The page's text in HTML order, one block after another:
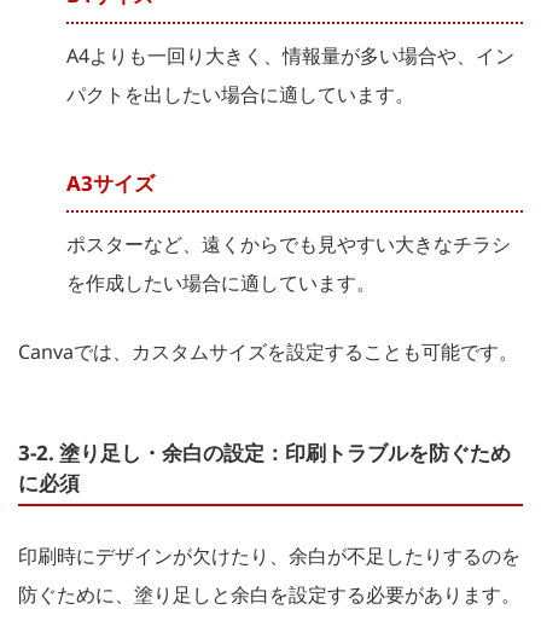
A4よりも一回り大きく、情報量が多い場合や、イン
パクトを出したい場合に適しています。
A3サイズ
ポスターなど、遠くからでも見やすい大きなチラシ
を作成したい場合に適しています。
Canvaでは、カスタムサイズを設定することも可能です。
3-2. 塗り足し・余白の設定：印刷トラブルを防ぐため
に必須
印刷時にデザインが欠けたり、余白が不足したりするのを
防ぐために、塗り足しと余白を設定する必要があります。